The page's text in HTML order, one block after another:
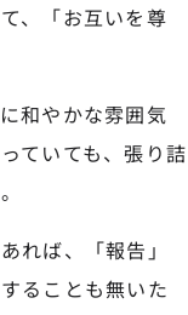
、「お互いを尊
和やかな雰囲気
ていても、張り詰
れば、「報告」
ることも無いた